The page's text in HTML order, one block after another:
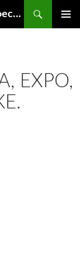
Архитектор Сергей Алексеев, Профессор кафедры ИА и АР ААИ ЮФУ
EXPO,